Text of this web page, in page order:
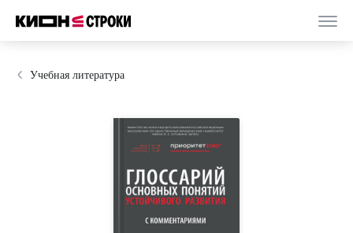
Учебная литература